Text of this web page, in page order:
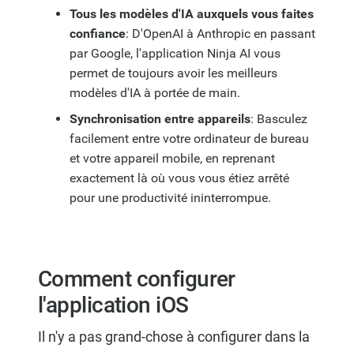
Tous les modèles d'IA auxquels vous faites
confiance: D'OpenAI à Anthropic en passant
par Google, l'application Ninja AI vous
permet de toujours avoir les meilleurs
modèles d'IA à portée de main.
Synchronisation entre appareils: Basculez
facilement entre votre ordinateur de bureau
et votre appareil mobile, en reprenant
exactement là où vous vous étiez arrêté
pour une productivité ininterrompue.
Comment configurer
l'application iOS
Il n'y a pas grand-chose à configurer dans la